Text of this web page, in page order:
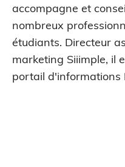
accompagne et
nombreux
étudiants. Directeur
marketing Siiimple, il
portail d'informations